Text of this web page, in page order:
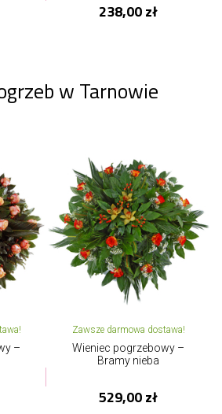
238,00 zł
w Tarnowie
–
Zawsze darmowa dostawa!
Wieniec pogrzebowy –
Bramy nieba
529,00 zł